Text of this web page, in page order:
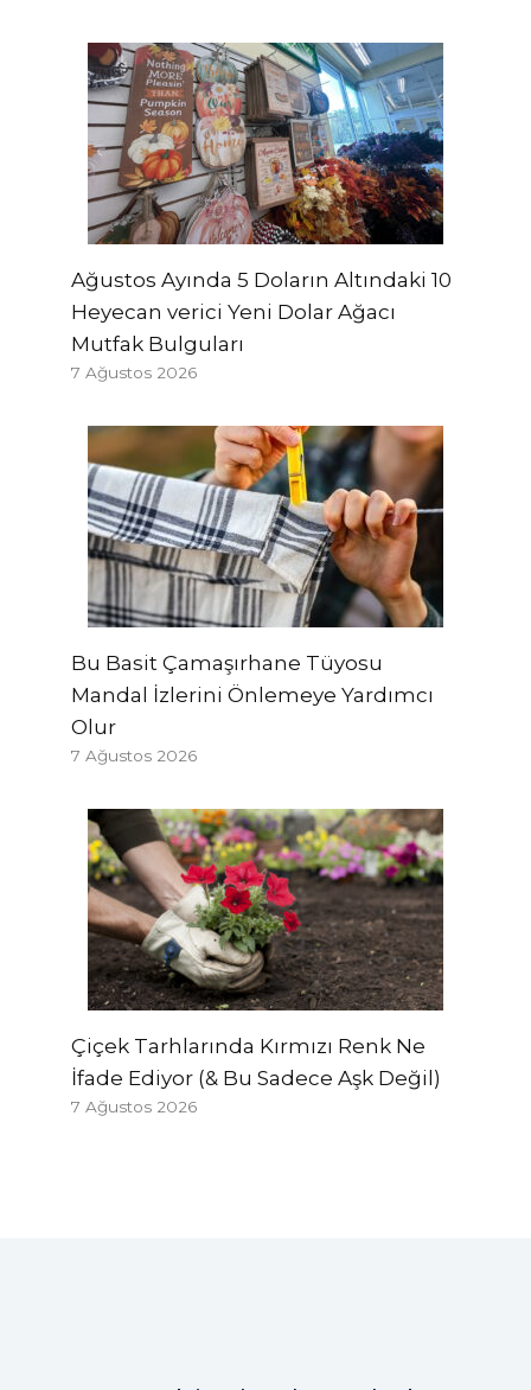
Ağustos Ayında 5 Doların Altındaki 10
Heyecan verici Yeni Dolar Ağacı
Mutfak Bulguları
7 Ağustos 2026
Bu Basit Çamaşırhane Tüyosu
Mandal İzlerini Önlemeye Yardımcı
Olur
7 Ağustos 2026
Çiçek Tarhlarında Kırmızı Renk Ne
İfade Ediyor (& Bu Sadece Aşk Değil)
7 Ağustos 2026